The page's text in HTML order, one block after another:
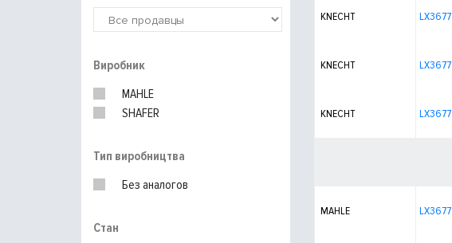
Виробник
MAHLE
SHAFER
Тип виробництва
Без аналогов
Стан
KNECHT LX3677
KNECHT LX3677
KNECHT LX3677
MAHLE LX3677